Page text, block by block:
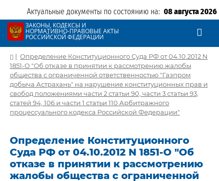
Актуальные документы по состоянию на: 08 августа 2026
ЗАКОНЫ, КОДЕКСЫ И
НОРМАТИВНО-ПРАВОВЫЕ АКТЫ
РОССИЙСКОЙ ФЕДЕРАЦИИ
| Определение Конституционного Суда РФ от 04.10.2012 N
1851-О "Об отказе в принятии к рассмотрению жалобы
общества с ограниченной ответственностью "Газпром
добыча Астрахань" на нарушение конституционных прав и
свобод положениями части 2 статьи 90, части 3 статьи 93,
статей 94, 106 и части 1 статьи 110 Арбитражного
процессуального кодекса Российской Федерации"
Определение Конституционного
Суда РФ от 04.10.2012 N 1851-О "Об
отказе в принятии к рассмотрению
жалобы общества с ограниченной